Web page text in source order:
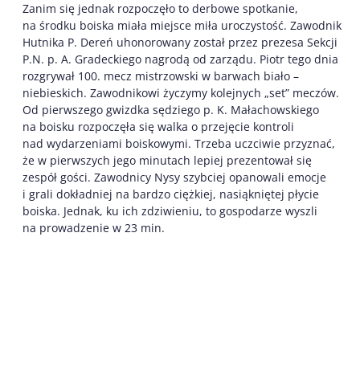
Zanim się jednak rozpoczęło to derbowe spotkanie,
na środku boiska miała miejsce miła uroczystość. Zawodnik
Hutnika P. Dereń uhonorowany został przez prezesa Sekcji
P.N. p. A. Gradeckiego nagrodą od zarządu. Piotr tego dnia
rozgrywał 100. mecz mistrzowski w barwach biało –
niebieskich. Zawodnikowi życzymy kolejnych „set” meczów.
Od pierwszego gwizdka sędziego p. K. Małachowskiego
na boisku rozpoczęła się walka o przejęcie kontroli
nad wydarzeniami boiskowymi. Trzeba uczciwie przyznać,
że w pierwszych jego minutach lepiej prezentował się
zespół gości. Zawodnicy Nysy szybciej opanowali emocje
i grali dokładniej na bardzo ciężkiej, nasiąkniętej płycie
boiska. Jednak, ku ich zdziwieniu, to gospodarze wyszli
na prowadzenie w 23 min.